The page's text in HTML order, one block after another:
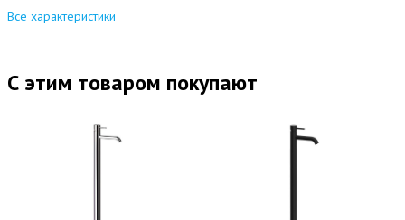
Все характеристики
С этим товаром покупают